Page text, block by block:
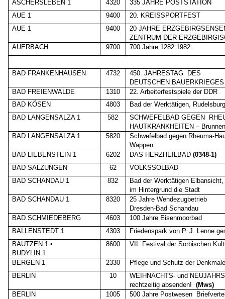
ASCHERSLEBEN 1
4320
335 JAHRE POSTSTATION
AUE 1
9400
20. KREISSPORTFEST
AUE 1
9400
20 JAHRE
ZENTRUM DER
AUERBACH
9700 700 Jahre 1282 1982
BAD FRANKENHAUSEN 4732 450. JAHRESTAG
DES
DEUTSCHEN BAUERKRIEGES
BAD FREIENWALDE
1310
22. Arbeiterfestspiele der DDR
BAD KÖSEN
4803
Bad der Werktätigen,
BAD LANGENSALZA 1
582 SCHWEFELBAD GEGEN
HAUTKRANKHEITEN –
BAD LANGENSALZA 1
5820
Schwefelbad gegen Rheuma-
Wappen
BAD LIEBENSTEIN 1
6202 DAS HERZHEILBAD(0348-1)
BAD SALZUNGEN
62
VOLKSSOLBAD
BAD SCHANDAU 1
832
Bad der Werktätigen Elbansicht,
im Hintergrund die Stadt
BAD SCHANDAU 1
8320
25 Jahre Wendezugbetrieb
Dresden-Bad Schandau
BAD SCHMIEDEBERG
4603
100 Jahre Eisenmoorbad
BALLENSTEDT 1
4303
Friedenspark von P. J. Lenne
BAUTZEN 1 •
BUDYLIN 1
8600 VII. Festival der Sorbischen
BERGEN 1 2330
Pflege und Schutz der
BERLIN
10
WEIHNACHTS- und
rechtzeitig absenden!
(Mws)
BERLIN
1005 500 Jahre Postwesen